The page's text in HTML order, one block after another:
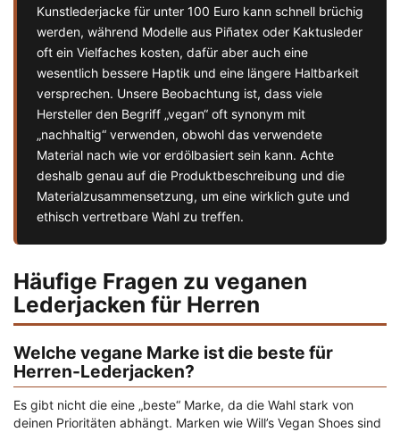
Kunstlederjacke für unter 100 Euro kann schnell brüchig
werden, während Modelle aus Piñatex oder Kaktusleder
oft ein Vielfaches kosten, dafür aber auch eine
wesentlich bessere Haptik und eine längere Haltbarkeit
versprechen. Unsere Beobachtung ist, dass viele
Hersteller den Begriff „vegan“ oft synonym mit
„nachhaltig“ verwenden, obwohl das verwendete
Material nach wie vor erdölbasiert sein kann. Achte
deshalb genau auf die Produktbeschreibung und die
Materialzusammensetzung, um eine wirklich gute und
ethisch vertretbare Wahl zu treffen.
Häufige Fragen zu veganen
Lederjacken für Herren
Welche vegane Marke ist die beste für
Herren-Lederjacken?
Es gibt nicht die eine „beste“ Marke, da die Wahl stark von
deinen Prioritäten abhängt. Marken wie Will’s Vegan Shoes sind